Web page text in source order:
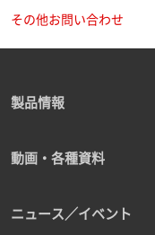
その他お問い合わせ
製品情報
動画・各種資料
ニュース／イベント